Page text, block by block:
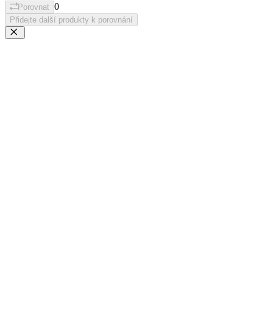
Porovnat 0
Přidejte další produkty k porovnání